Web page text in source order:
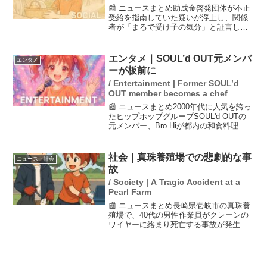
📰 ニュースまとめ助成金啓発団体が不正
受給を指南していた疑いが浮上し、関係
者が「まるで受け子の気分」と証言して
を示唆していたとのことです。国会議員
の関与も指摘され、事...
エンタメ
エンタメ｜SOUL’d OUT元メンバ
ーが板前に
/ Entertainment | Former SOUL’d
OUT member becomes a chef
📰 ニュースまとめ2000年代に人気を誇っ
たヒップホップグループSOUL'd OUTの
元メンバー、Bro.Hiが都内の和食料理店
ついて語り、再結成の可能性についても
言及...
ニュース・社会
社会｜真珠養殖場での悲劇的な事
故
/ Society | A Tragic Accident at a
Pearl Farm
📰 ニュースまとめ長崎県壱岐市の真珠養
殖場で、40代の男性作業員がクレーンの
ワイヤーに絡まり死亡する事故が発生し